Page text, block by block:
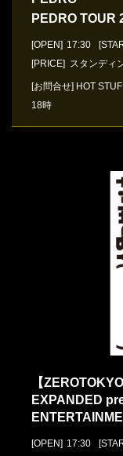
PEDRO TOUR
[OPEN] 17:30
[PRICE] スタンディ
[お問合せ] HOT
18時
【
EXPANDED
[OPEN] 17:30